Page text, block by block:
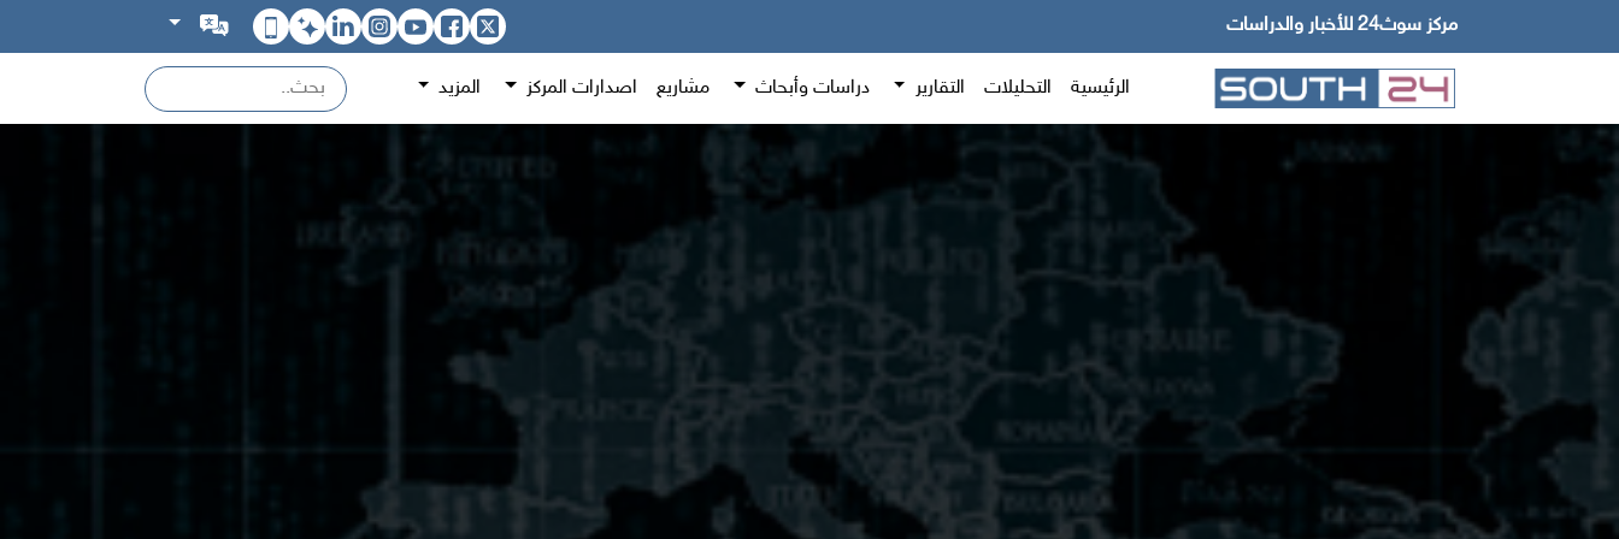
مركز سوث24 للأخبار والدراسات
الرئيسية التحليلات التقارير دراسات وأبحاث مشاريع اصدارات المركز المزيد